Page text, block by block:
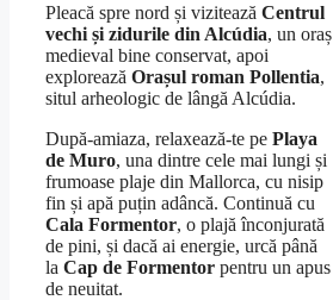
Pleacă spre nord și vizitează Centrul
vechi și zidurile din Alcúdia, un oraș
medieval bine conservat, apoi
explorează Orașul roman Pollentia,
situl arheologic de lângă Alcúdia.
După-amiaza, relaxează-te pe Playa
de Muro, una dintre cele mai lungi și
frumoase plaje din Mallorca, cu nisip
fin și apă puțin adâncă. Continuă cu
Cala Formentor, o plajă înconjurată
de pini, și dacă ai energie, urcă până
la Cap de Formentor pentru un apus
de neuitat.